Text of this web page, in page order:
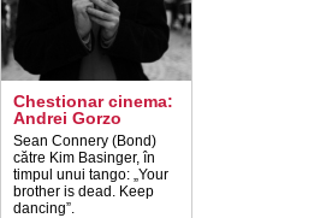
Chestionar cinema:
Andrei Gorzo
Sean Connery (Bond)
către Kim Basinger, în
timpul unui tango: „Your
brother is dead. Keep
dancing”.